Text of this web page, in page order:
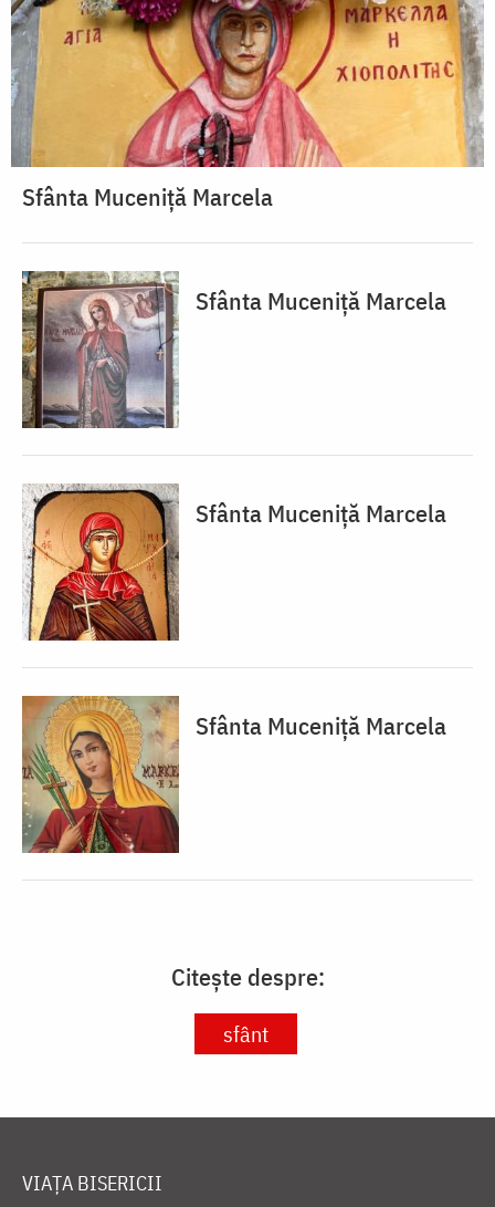
Sfânta Muceniță Marcela
Sfânta Muceniță Marcela
Sfânta Muceniță Marcela
Sfânta Muceniță Marcela
Citește despre:
sfânt
VIAȚA BISERICII